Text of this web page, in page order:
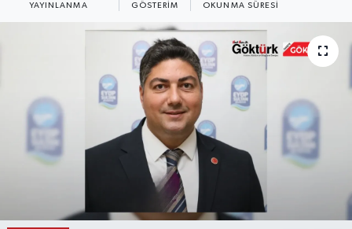
YAYINLANMA GÖSTERIM OKUNMA SÜRESI
KÜLTÜR - SANAT
ÖZEL HABER
SAĞLIK
TEKNOLOJİ